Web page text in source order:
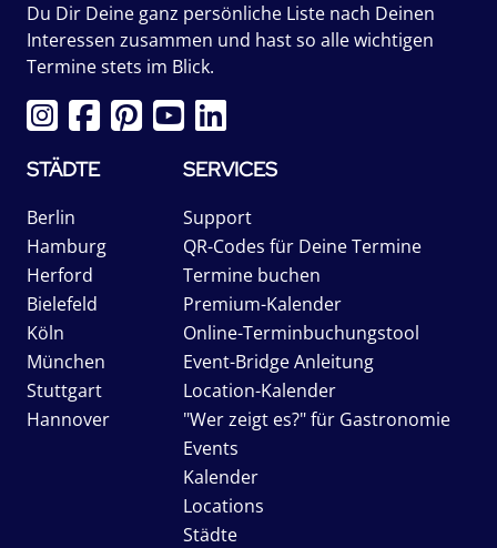
Du Dir Deine ganz persönliche Liste nach Deinen
Interessen zusammen und hast so alle wichtigen
Termine stets im Blick.
STÄDTE
Berlin
Hamburg
Herford
Bielefeld
Köln
München
Stuttgart
Hannover
SERVICES
Support
QR-Codes für Deine Termine
Termine buchen
Premium-Kalender
Online-Terminbuchungstool
Event-Bridge Anleitung
Location-Kalender
"Wer zeigt es?" für Gastronomie
Events
Kalender
Locations
Städte